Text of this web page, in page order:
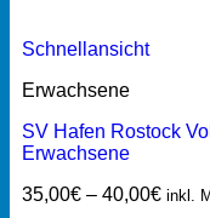
Schnellansicht
Erwachsene
SV Hafen Rostock
Erwachsene
35,00€ – 40,00€ inkl.